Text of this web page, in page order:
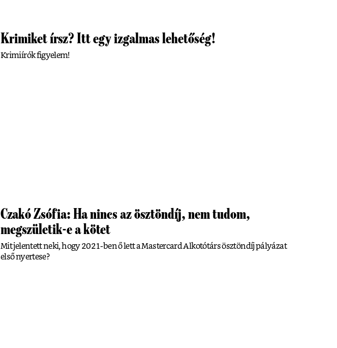
Krimiket írsz? Itt egy izgalmas lehetőség!
Krimiírók figyelem!
Czakó Zsófia: Ha nincs az ösztöndíj, nem tudom,
megszületik-e a kötet
Mit jelentett neki, hogy 2021-ben ő lett a Mastercard Alkotótárs ösztöndíj pályázat
első nyertese?